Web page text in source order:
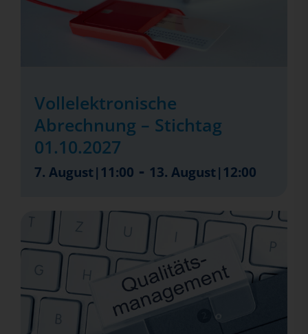
Vollelektronische
Abrechnung – Stichtag
01.10.2027
7. August|11:00 - 13. August|12:00